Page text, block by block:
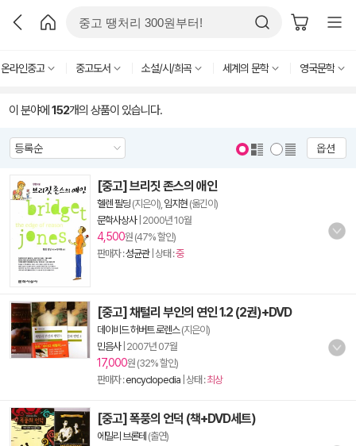
온라인중고 중고도서 소설/시/희곡 세계의 문학 영국문학
이 분야에 152개의 상품이 있습니다.
옵션
[중고] 브리짓 존스의 애인
헬렌 필딩 (지은이), 임지현 (옮긴이)
문학사상사| 2000년 10월
4,500원 (47% 할인)
판매자 :성균관| 상태 :중
[중고] 채털리 부인의 연인 1.2 (2권)+DVD
데이비드 허버트 로렌스(지은이)
민음사| 2007년 07월
17,000원 (32% 할인)
판매자 :encyclopedia | 상태 :최상
[중고] 폭풍의 언덕 (책+DVD세트)
에밀리 브론테 (출연)